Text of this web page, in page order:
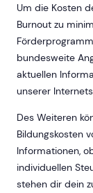
Um die Kosten
Burnout zu
bundesweite
aktuellen
unserer
Des Weiteren
Bildungskosten
Informationen,
individuellen
stehen dir dein